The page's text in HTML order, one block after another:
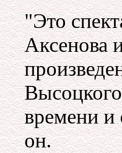
"Это
Аксенова
времени и
он.